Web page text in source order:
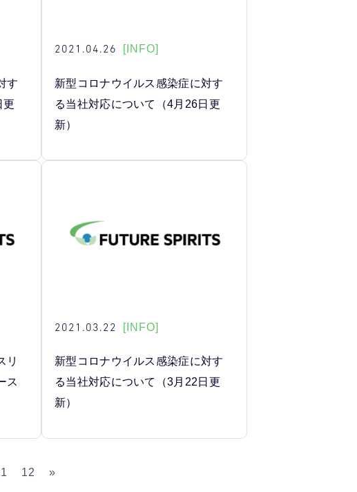
す
更
2021.04.26 [INFO]
新型コロナウイルス感染症に対す
る当社対応について（4月26日更
新）
リ
ス
2021.03.22 [INFO]
新型コロナウイルス感染症に対す
る当社対応について（3月22日更
新）
12 »